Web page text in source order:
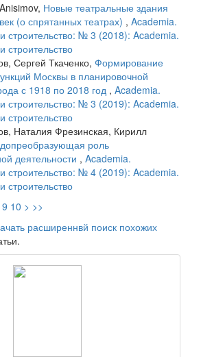
Новые театральные здания
(о спрятанных театрах) , Academia.
строительство: № 3 (2018): Academia.
строительство
Сергей Ткаченко, Формирование
Москвы в планировочной
с 1918 по 2018 год , Academia.
строительство: № 3 (2019): Academia.
строительство
Наталия Фрезинская, Кирилл
роль
деятельности , Academia.
строительство: № 4 (2019): Academia.
строительство
9 10 > >>
расширеннвй поиск похожих